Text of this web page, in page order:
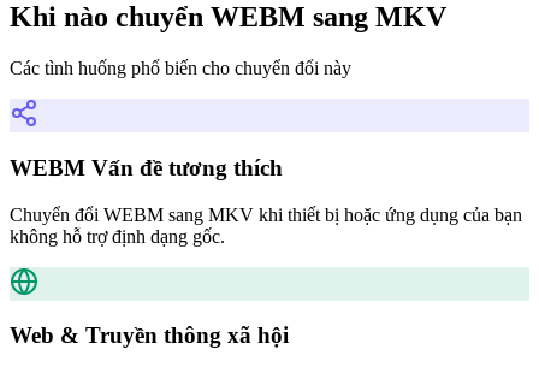
Khi nào chuyển WEBM sang MKV
Các tình huống phổ biến cho chuyển đổi này
WEBM Vấn đề tương thích
Chuyển đổi WEBM sang MKV khi thiết bị hoặc ứng dụng của bạn
không hỗ trợ định dạng gốc.
Web & Truyền thông xã hội